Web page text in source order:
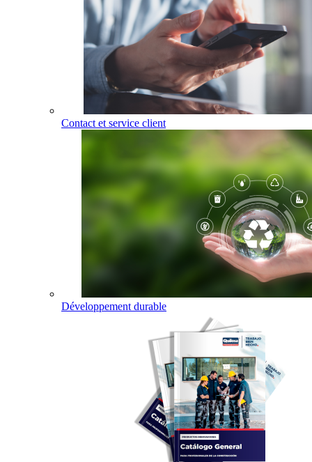
Contact et service client
Développement durable